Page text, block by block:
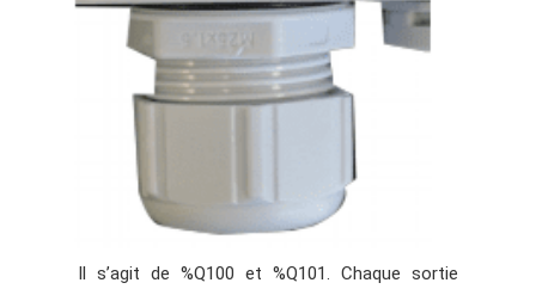
Il s’agit de %Q100 et %Q101. Chaque sortie